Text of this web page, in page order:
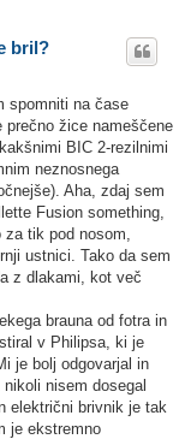
bril?
spomniti na čase
žice nameščene
BIC 2-rezilnimi
neznosnega
Aha, zdaj sem
Fusion something,
tik pod nosom,
ustnici. Tako da sem
z dlakami, kot več
brauna od fotra in
v Philipsa, ki je
je bolj odgovarjal in
nisem dosegal
električni brivnik je tak
je ekstremno